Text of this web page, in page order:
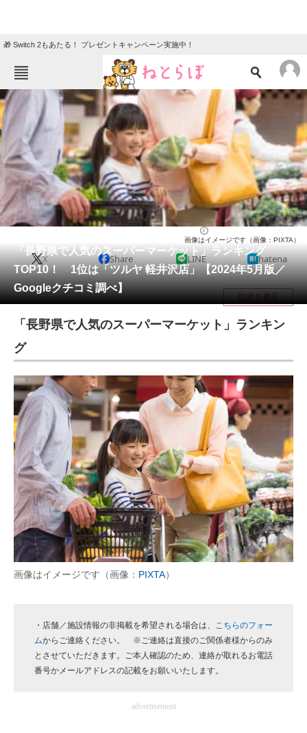
🎁 Switch 2もあたる！ プレゼントキャンペーン実施中！
ねとらぼメニュー
TOP
エンタメ クイズ
グルメ 地域
住まい 教育・育児
動物 リサーチ
会員記事
メディア
注目記事を集めた総合ページ
進化するPCとデバイスの未来
好きが集まる 比べて選べる
ビジネスと働き方のヒント
AI活用のいまが分かる
企業ITのトレンドを詳説
経営リーダーのコミュニティ
マーケ×ITの今がよく分かる
企業向けIT製品の総合サイト
IT製品の技術・比較・事例
「長野県で人気のスーパーマーケット」ランキング
TOP10！ 1位は「ツルヤ 軽井沢店」【2024年5月版／
Googleクチコミ調べ】
画像はイメージです（画像：PIXTA）
X Share LINE hatena
目次を表示
「長野県で人気のスーパーマーケット」ランキン
グ
画像はイメージです（画像： PIXTA）
・店舗／施設情報の非掲載を希望される場合は、 こちらのフォー
ムからご連絡ください。 ※ご連絡は直接のご関係者様からのみ
とさせていただきます。ご本人確認のため、連絡が取れるお電話
番号かメールアドレスの記載をお願いいたします。
advertisement